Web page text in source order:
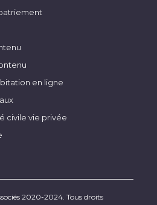
en ligne
civile vie privée
2020-2024. Tous droits